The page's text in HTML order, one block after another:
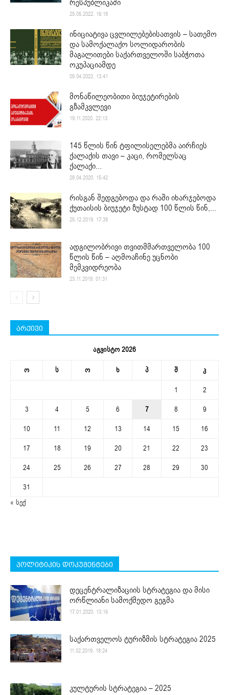
რესპუბლიკაში
25.05.2022. 16:18
ინიციატივა ცვლილებებისათვის – სათემო
და სამოქალაქო სოლიდარობის
მაგალითები საქართველოში საბჭოთა
ოკუპაციამდე
05.04.2022. 13:41
მონაწილეობითი ბიუჯეტირების
გზამკვლევი
19.11.2020. 22:13
145 წლის წინ ტფილისელებმა აირჩიეს
ქალაქის თავი – კაცი, რომელსაც
ქალაქი...
28.04.2020. 15:42
რისგან შედგებოდა და რაში იხარჯებოდა
ქუთაისის ბიუჯეტი ზუსტად 100 წლის წინ,...
25.12.2019. 17:39
ადგილობრივი თვითმმართველობა 100
წლის წინ – აღმოაჩინე უცნობი
მემკვიდრეობა
23.11.2019. 01:31
არქივი
აგვისტო 2026
ო ს ო ხ პ შ კ
1
2
3
4 5 6 7 8
9
10
11 12 13 14 15
16
17
18 19 20 21 22
23
24
25 26 27 28 29
30
31
« სექ
პოლიტიკის დოკუმენტები
დეცენტრალიზაციის სტრატეგია და მისი
ორწლიანი სამოქმედო გეგმა
17.01.2020. 13:16
საქართველოს ტურიზმის სტრატეგია 2025
11.02.2019. 18:24
კულტურის სტრატეგია – 2025